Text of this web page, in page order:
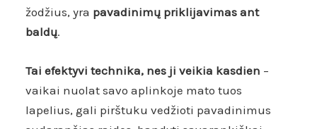
žodžius, yra pavadinimų priklijavimas ant
baldų.
Tai efektyvi technika, nes ji veikia kasdien –
vaikai nuolat savo aplinkoje mato tuos
lapelius, gali pirštuku vedžioti pavadinimus